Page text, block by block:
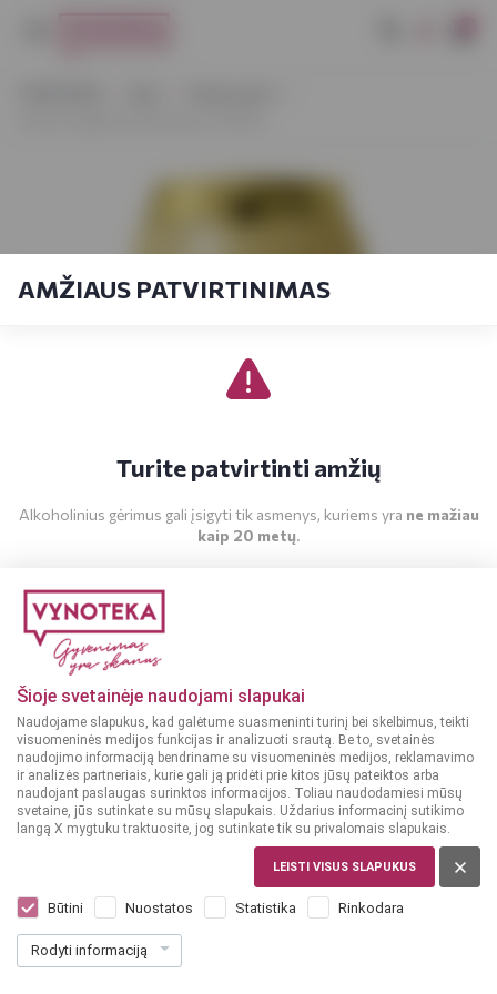
Šioje svetainėje naudojami slapukai
Naudojame slapukus, kad galėtume suasmeninti turinį bei skelbimus, teikti
visuomeninės medijos funkcijas ir analizuoti srautą. Be to, svetainės
naudojimo informaciją bendriname su visuomeninės medijos, reklamavimo
ir analizės partneriais, kurie gali ją pridėti prie kitos jūsų pateiktos arba
naudojant paslaugas surinktos informacijos. Toliau naudodamiesi mūsų
svetaine, jūs sutinkate su mūsų slapukais. Uždarius informacinį sutikimo
langą X mygtuku traktuosite, jog sutinkate tik su privalomais slapukais.
LEISTI VISUS SLAPUKUS
Būtini Nuostatos Statistika Rinkodara
Rodyti informaciją
AMŽIAUS PATVIRTINIMAS
Turite patvirtinti amžių
Alkoholinius gėrimus gali įsigyti tik asmenys, kuriems yra ne mažiau
kaip 20 metų.
Volfas Engelman Bohemijos 0,568 L
Dar nėra balsų, galite įvertinti
69